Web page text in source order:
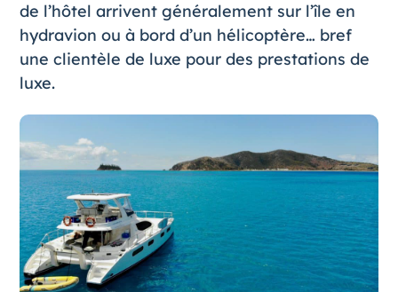
de l’hôtel arrivent généralement sur l’île en
hydravion ou à bord d’un hélicoptère… bref
une clientèle de luxe pour des prestations de
luxe.